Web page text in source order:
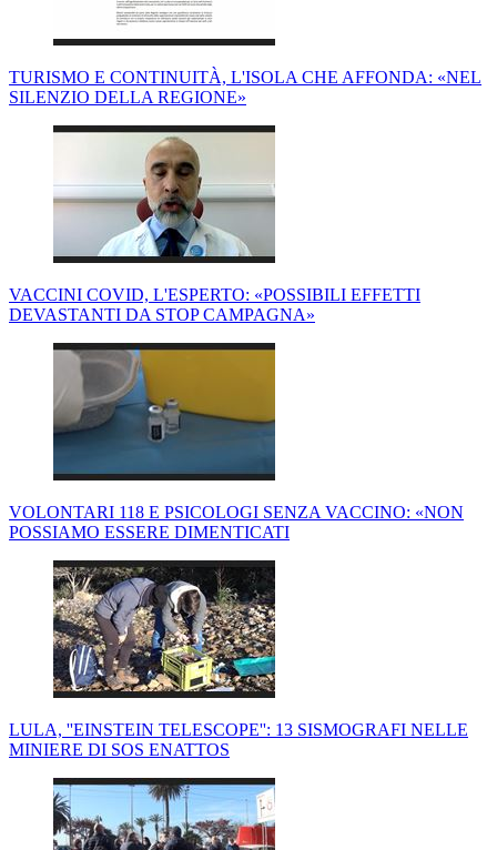
TURISMO E CONTINUITÀ, L'ISOLA CHE AFFONDA: «NEL
SILENZIO DELLA REGIONE»
VACCINI COVID, L'ESPERTO: «POSSIBILI EFFETTI
DEVASTANTI DA STOP CAMPAGNA»
VOLONTARI 118 E PSICOLOGI SENZA VACCINO: «NON
POSSIAMO ESSERE DIMENTICATI
LULA, ''EINSTEIN TELESCOPE'': 13 SISMOGRAFI NELLE
MINIERE DI SOS ENATTOS